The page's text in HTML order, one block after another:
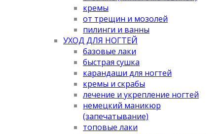
кремы
от трещин и мозолей
пилинги и ванны
УХОД ДЛЯ НОГТЕЙ
базовые лаки
быстрая сушка
карандаши для ногтей
кремы и скрабы
лечение и укрепление ногтей
немецкий маникюр
(запечатывание)
топовые лаки